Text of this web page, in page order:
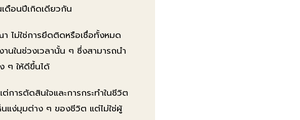
ดือนปีเกิดเดียวกัน
ไม่ใช่การยึดติดหรือเชื่อทั้งหมด
ในช่วงเวลานั้น ๆ ซึ่งสามารถนำ
ๆ ให้ดีขึ้นได้
การตัดสินใจและการกระทำในชีวิต
แง่มุมต่าง ๆ ของชีวิต แต่ไม่ใช่ผู้